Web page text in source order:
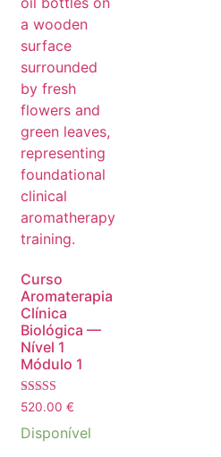
Curso
Aromaterapia
Clínica
Biológica —
Nível 1
Módulo 1
Avaliação
5.00
de 5
520.00 €
Disponível